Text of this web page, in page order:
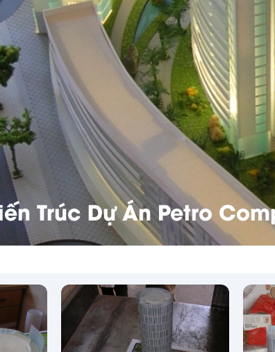
Trúc Dự Án Petro